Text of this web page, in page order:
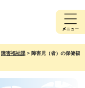
障害福祉課 > 障害児（者）の保健福